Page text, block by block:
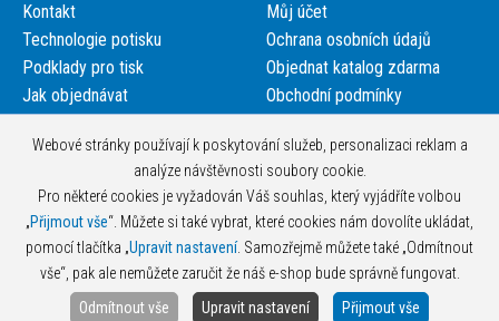
Webové stránky používají k poskytování služeb, personalizaci reklam a
analýze návštěvnosti soubory cookie.
Pro některé cookies je vyžadován Váš souhlas, který vyjádříte volbou
„Přijmout vše“. Můžete si také vybrat, které cookies nám dovolíte ukládat,
pomocí tlačítka „Upravit nastavení. Samozřejmě můžete také „Odmítnout
vše“, pak ale nemůžete zaručit že náš e-shop bude správně fungovat.
Odmítnout vše
Upravit nastavení Přijmout vše
Kontakt
Technologie potisku
Podklady pro tisk
Jak objednávat
Můj účet
Ochrana osobních údajů
Objednat katalog zdarma
Obchodní podmínky